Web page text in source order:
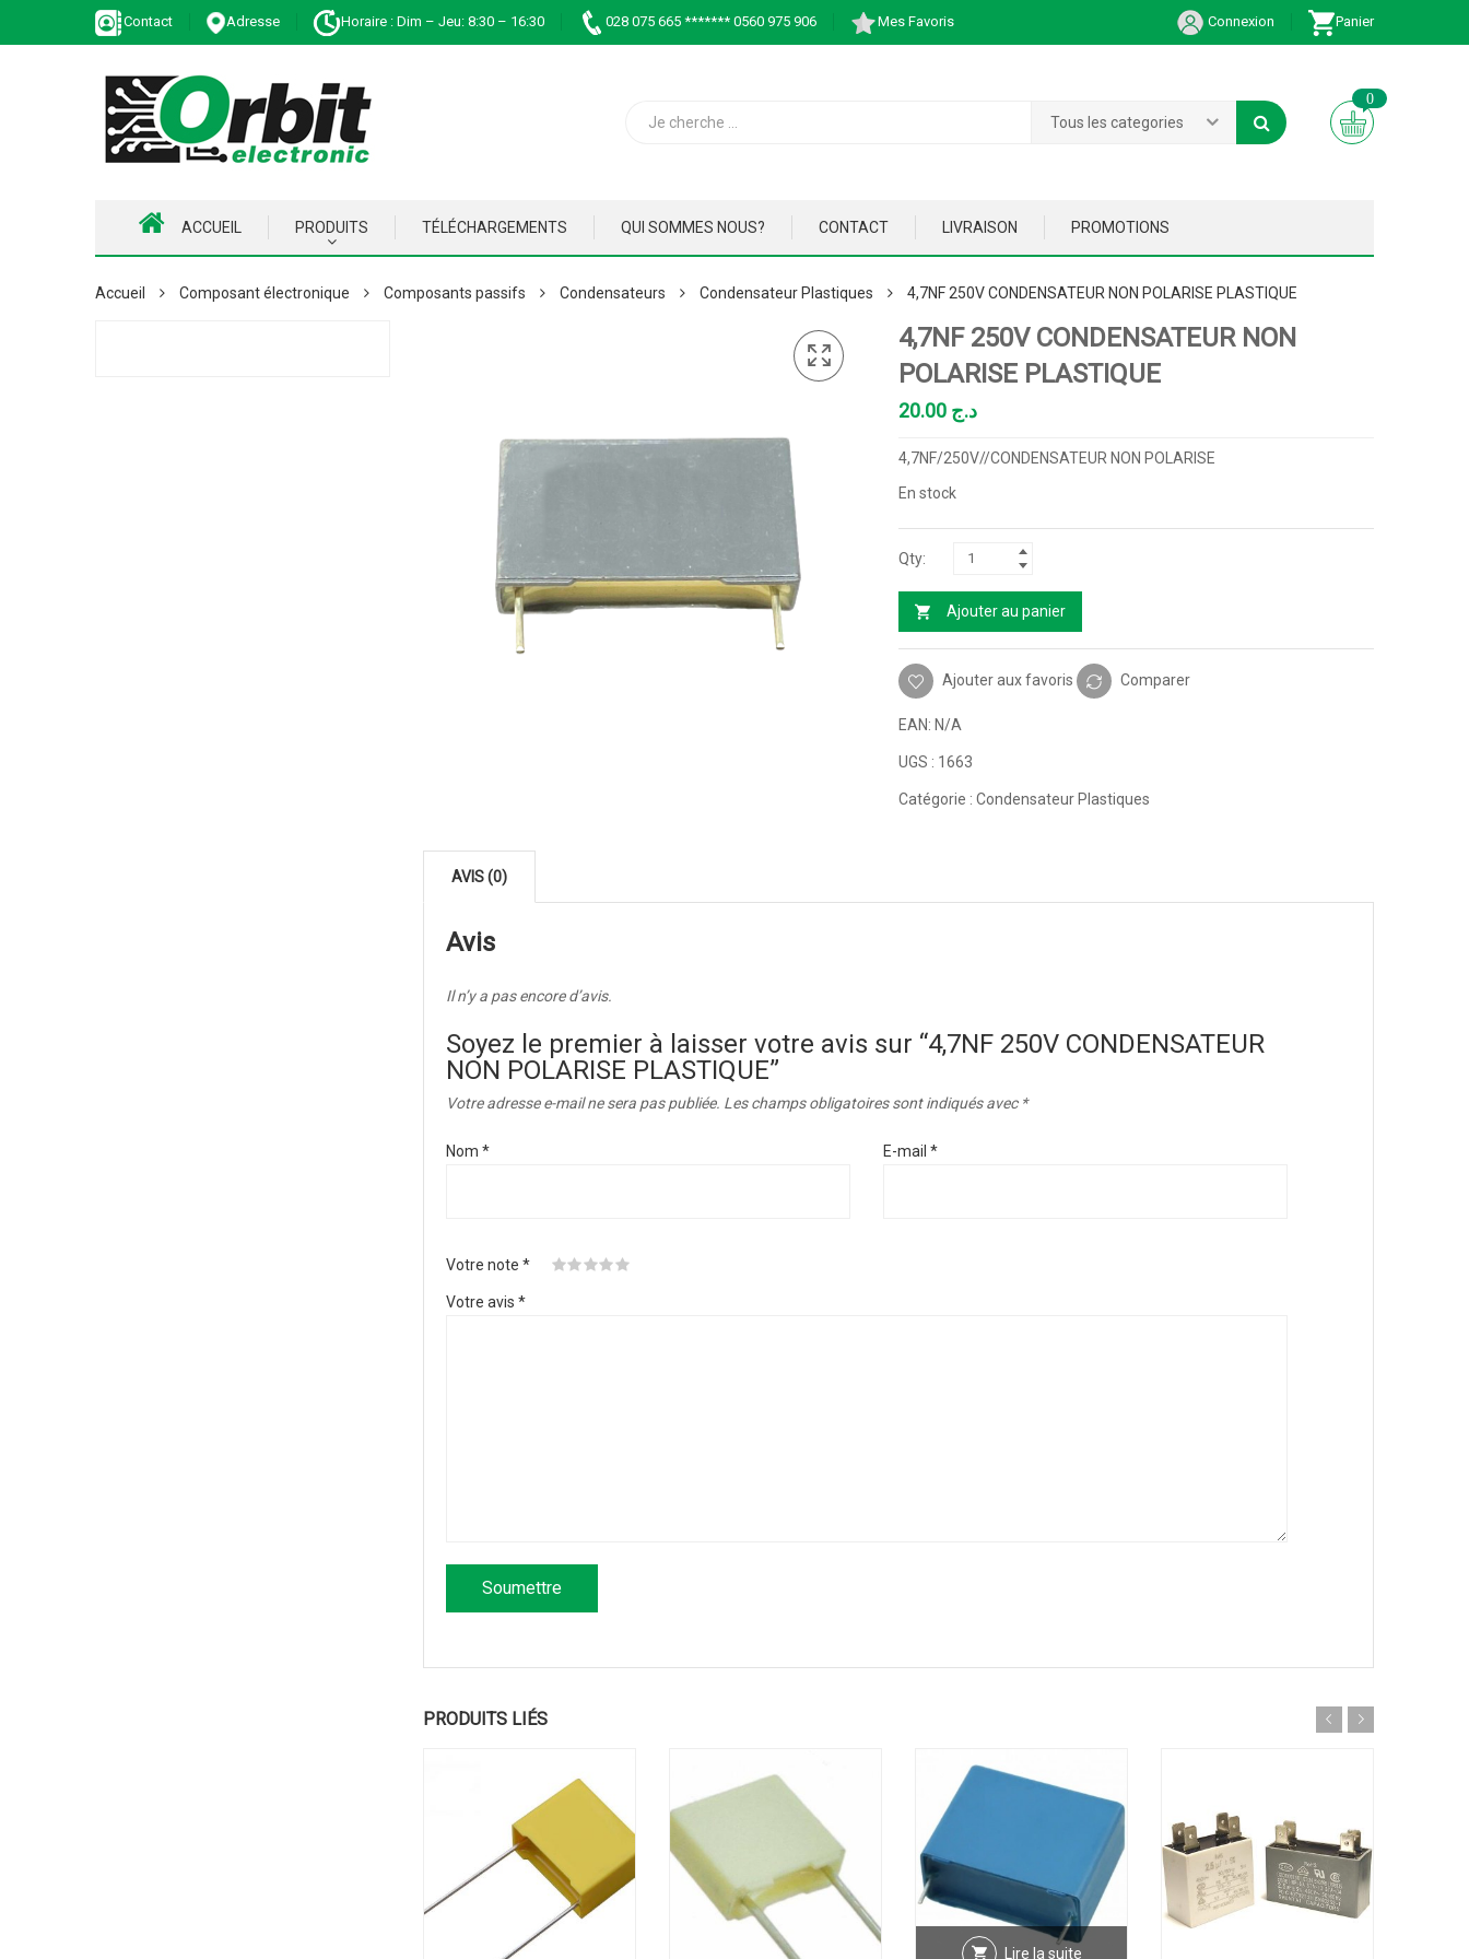
Contact Adresse Horaire : Dim – Jeu: 8:30 – 16:30 028 075 665 ******* 0560 975 906 Mes Favoris Connexion Panier
Tous les categories
0
ACCUEIL PRODUITS TÉLÉCHARGEMENTS QUI SOMMES NOUS? CONTACT LIVRAISON PROMOTIONS
Accueil Composant électronique Composants passifs Condensateurs Condensateur Plastiques 4,7NF 250V CONDENSATEUR NON POLARISE PLASTIQUE
4,7NF 250V CONDENSATEUR NON
POLARISE PLASTIQUE
د.ج
4,7NF/250V//CONDENSATEUR NON POLARISE
En stock
Ajouter au panier
Ajouter aux favoris Comparer
EAN: N/A
UGS : 1663
Catégorie : Condensateur Plastiques
AVIS (0)
Avis
Il n’y a pas encore d’avis.
Soyez le premier à laisser votre avis sur “4,7NF 250V CONDENSATEUR
NON POLARISE PLASTIQUE”
Votre adresse e-mail ne sera pas publiée. Les champs obligatoires sont indiqués avec *
Nom * E-mail *
Votre note *
Votre avis *
PRODUITS LIÉS
Lire la suite